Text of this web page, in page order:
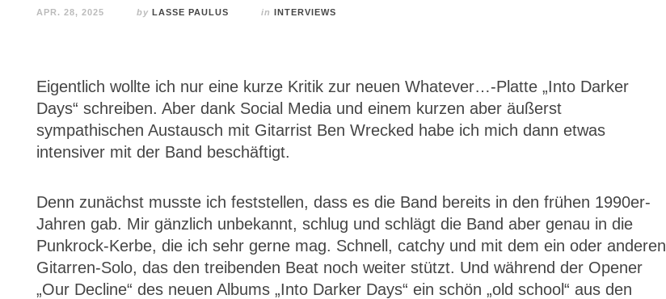
APR. 28, 2025 by LASSE PAULUS in INTERVIEWS
Eigentlich wollte ich nur eine kurze Kritik zur neuen Whatever…-Platte „Into Darker
Days“ schreiben. Aber dank Social Media und einem kurzen aber äußerst
sympathischen Austausch mit Gitarrist Ben Wrecked habe ich mich dann etwas
intensiver mit der Band beschäftigt.
Denn zunächst musste ich feststellen, dass es die Band bereits in den frühen 1990er-
Jahren gab. Mir gänzlich unbekannt, schlug und schlägt die Band aber genau in die
Punkrock-Kerbe, die ich sehr gerne mag. Schnell, catchy und mit dem ein oder anderen
Gitarren-Solo, das den treibenden Beat noch weiter stützt. Und während der Opener
„Our Decline“ des neuen Albums „Into Darker Days“ ein schön „old school“ aus den